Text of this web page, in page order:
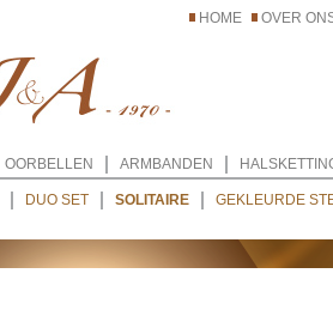
HOME OVER
DUO SET SOLITAIRE GEKLEURDE
OORBELLEN ARMBANDEN